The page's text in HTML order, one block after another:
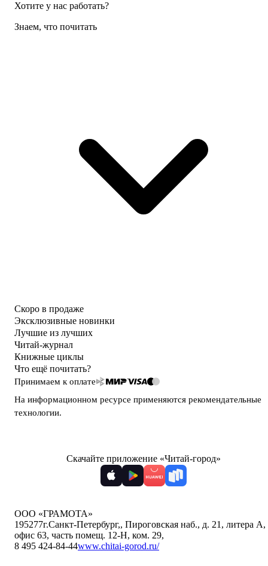
Хотите у нас работать?
Знаем, что почитать
Скоро в продаже
Эксклюзивные новинки
Лучшие из лучших
Читай-журнал
Книжные циклы
Что ещё почитать?
Принимаем к оплате
На информационном ресурсе применяются рекомендательные
технологии.
Скачайте приложение «Читай-город»
ООО «ГРАМОТА»
195277г.Санкт-Петербург,, Пироговская наб., д. 21, литера А,
офис 63, часть помещ. 12-Н, ком. 29,
8 495 424-84-44www.chitai-gorod.ru/